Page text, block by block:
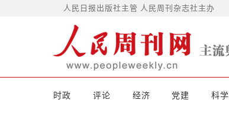
人民日报出版社主管 人民周刊杂志社主办
时政 评论 经济 党建 科学